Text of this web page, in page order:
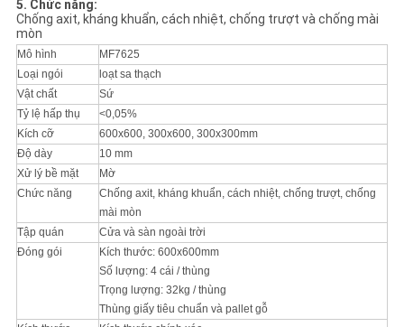
5. Chức năng:
Chống axit, kháng khuẩn, cách nhiệt, chống trượt và chống mài
mòn
Mô hình
MF7625
Loại ngói
loạt sa thạch
Vật chất
Sứ
Tỷ lệ hấp thụ
<0,05%
Kích cỡ
600x600, 300x600, 300x300mm
Độ dày
10 mm
Xử lý bề mặt
Mờ
Chức năng
Chống axit, kháng khuẩn, cách nhiệt, chống trượt, chống
mài mòn
Tập quán
Cửa và sàn ngoài trời
Đóng gói
Kích thước: 600x600mm
Số lượng: 4 cái / thùng
Trọng lượng: 32kg / thùng
Thùng giấy tiêu chuẩn và pallet gỗ